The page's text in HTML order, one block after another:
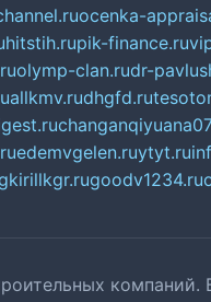
ocenka-
hitstih.rupik-finance.ru
olymp-clan.rudr-
allkmv.rudhgfd.ru
edemvgelen.ruytyt.ru
kirillkgr.rugoodv1234.ru
компаний.